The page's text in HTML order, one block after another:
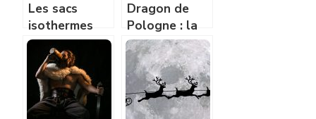
Les sacs
isothermes
pour des
repas frais
Dragon de
Pologne : la
legende de
Wawel